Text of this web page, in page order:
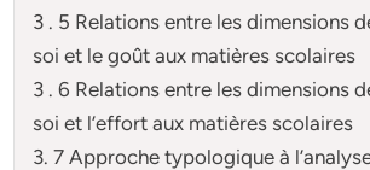
3 . 5 Relations entre les dimensions
soi et le goût aux matières scolaires
3 . 6 Relations entre les dimensions
soi et l’effort aux matières scolaires
3. 7 Approche typologique à